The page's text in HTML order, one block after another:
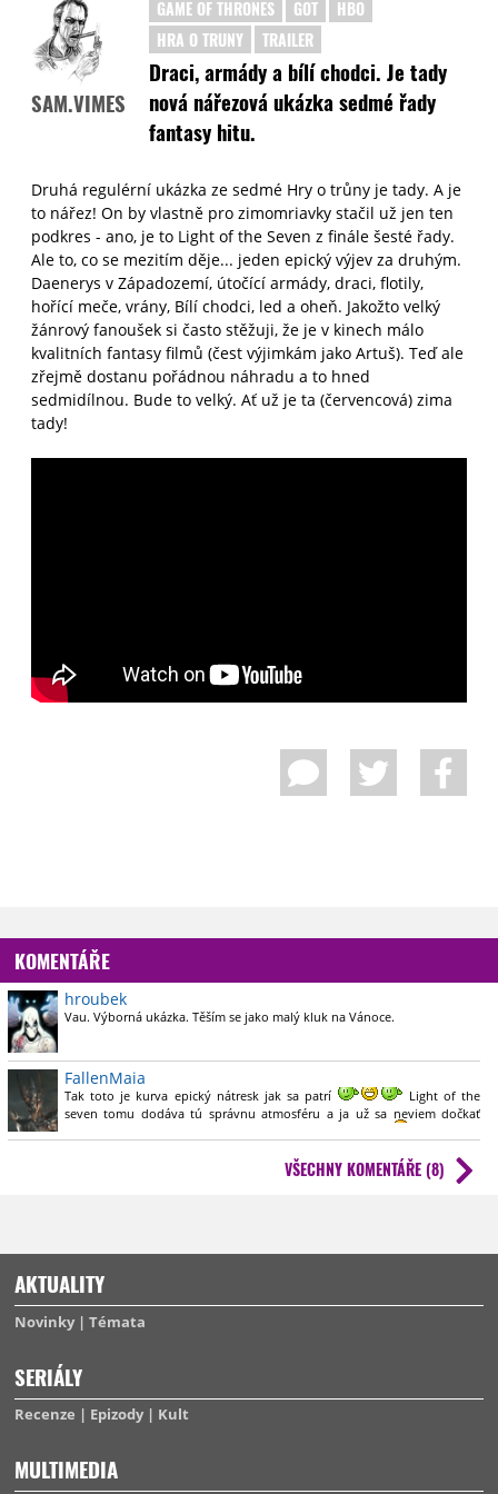
SAM.VIMES
GAME OF THRONES GOT
HBO
HRA O TRUNY
TRAILER
Draci, armády a bílí chodci. Je tady
nová nářezová ukázka sedmé řady
fantasy hitu.
Druhá regulérní ukázka ze sedmé Hry o trůny je tady. A je
to nářez! On by vlastně pro zimomriavky stačil už jen ten
podkres - ano, je to Light of the Seven z finále šesté řady.
Ale to, co se mezitím děje... jeden epický výjev za druhým.
Daenerys v Západozemí, útočící armády, draci, flotily,
hořící meče, vrány, Bílí chodci, led a oheň. Jakožto velký
žánrový fanoušek si často stěžuji, že je v kinech málo
kvalitních fantasy filmů (čest výjimkám jako Artuš). Teď ale
zřejmě dostanu pořádnou náhradu a to hned
sedmidílnou. Bude to velký. Ať už je ta (červencová) zima
tady!
KOMENTÁŘE
hroubek
Vau. Výborná ukázka. Těším se jako malý kluk na Vánoce.
FallenMaia
Tak toto je kurva epický nátresk jak sa patrí
Light of the
seven tomu dodáva tú správnu atmosféru a ja už sa neviem dočkať
VŠECHNY KOMENTÁŘE (8)
AKTUALITY
Novinky Témata
SERIÁLY
Recenze Epizody Kult
MULTIMEDIA